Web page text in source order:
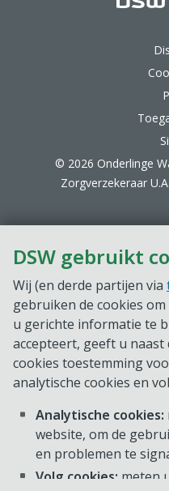
DSW gebruikt
Wij (en derde partijen via
gebruiken de cookies
u gerichte informatie te
accepteert, geeft u
cookies toestemming
analytische cookies en
Analytische cookies:
website, om de
en problemen te
Volg cookies: meten
© 2026 Onderlinge
Zorgverzekeraar